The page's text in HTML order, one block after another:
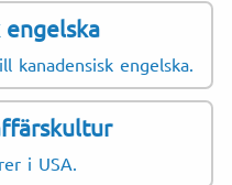
engelska
kanadensisk engelska.
i USA.